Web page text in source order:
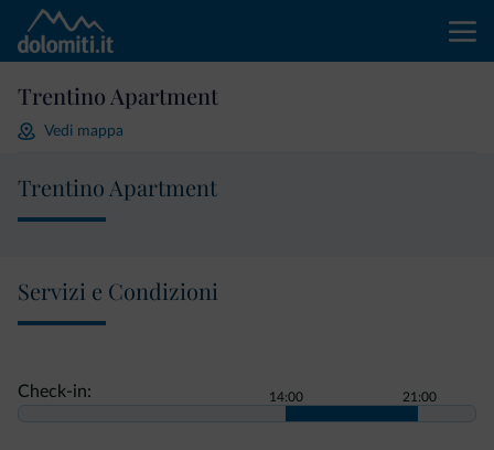
Trentino Apartment
Vedi mappa
Trentino Apartment
Servizi e Condizioni
Check-in: 14:00 21:00